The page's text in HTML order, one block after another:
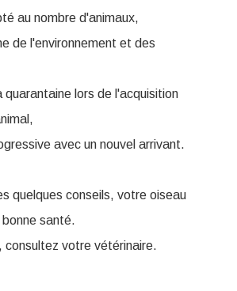
au nombre d'animaux,
de l'environnement et des
quarantaine lors de l'acquisition
avec un nouvel arrivant.
quelques conseils, votre oiseau
santé.
consultez votre vétérinaire.